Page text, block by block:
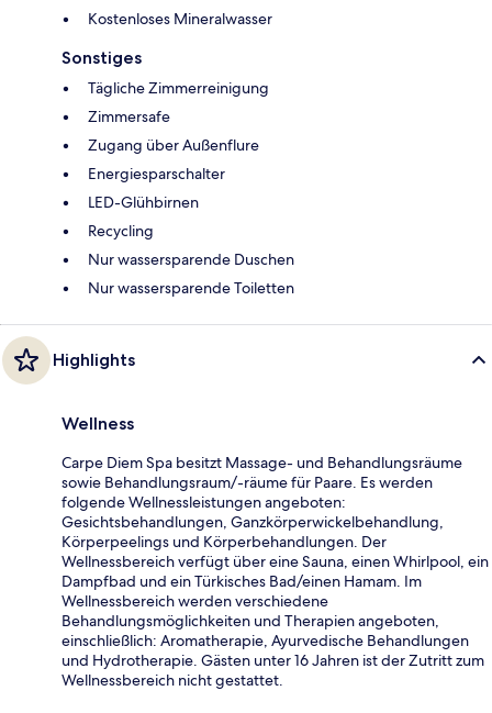
Kostenloses Mineralwasser
Sonstiges
Tägliche Zimmerreinigung
Zimmersafe
Zugang über Außenflure
Energiesparschalter
LED-Glühbirnen
Recycling
Nur wassersparende Duschen
Nur wassersparende Toiletten
Highlights
Wellness
Carpe Diem Spa besitzt Massage- und Behandlungsräume
sowie Behandlungsraum/-räume für Paare. Es werden
folgende Wellnessleistungen angeboten:
Gesichtsbehandlungen, Ganzkörperwickelbehandlung,
Körperpeelings und Körperbehandlungen. Der
Wellnessbereich verfügt über eine Sauna, einen Whirlpool, ein
Dampfbad und ein Türkisches Bad/einen Hamam. Im
Wellnessbereich werden verschiedene
Behandlungsmöglichkeiten und Therapien angeboten,
einschließlich: Aromatherapie, Ayurvedische Behandlungen
und Hydrotherapie. Gästen unter 16 Jahren ist der Zutritt zum
Wellnessbereich nicht gestattet.